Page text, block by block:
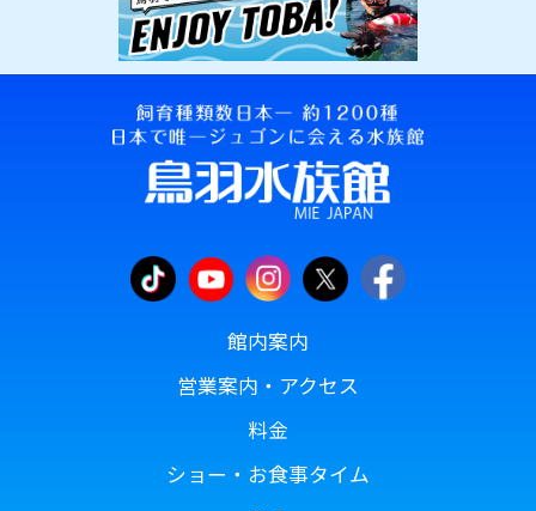
館内案内
営業案内・アクセス
料金
ショー・お食事タイム